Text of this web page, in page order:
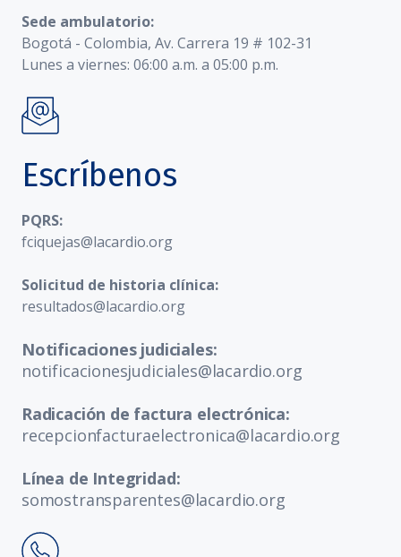
Sede ambulatorio:
Bogotá - Colombia, Av. Carrera 19 # 102-31
Lunes a viernes: 06:00 a.m. a 05:00 p.m.
Escríbenos
PQRS:
fciquejas@lacardio.org
Solicitud de historia clínica:
resultados@lacardio.org
Notificaciones judiciales:
notificacionesjudiciales@lacardio.org
Radicación de factura electrónica:
recepcionfacturaelectronica@lacardio.org
Línea de Integridad:
somostransparentes@lacardio.org